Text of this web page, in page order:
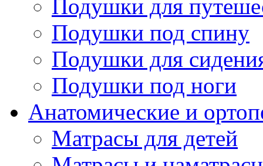
Подушки для
Подушки под спину
Подушки для
Подушки под ноги
Анатомические и
Матрасы для детей